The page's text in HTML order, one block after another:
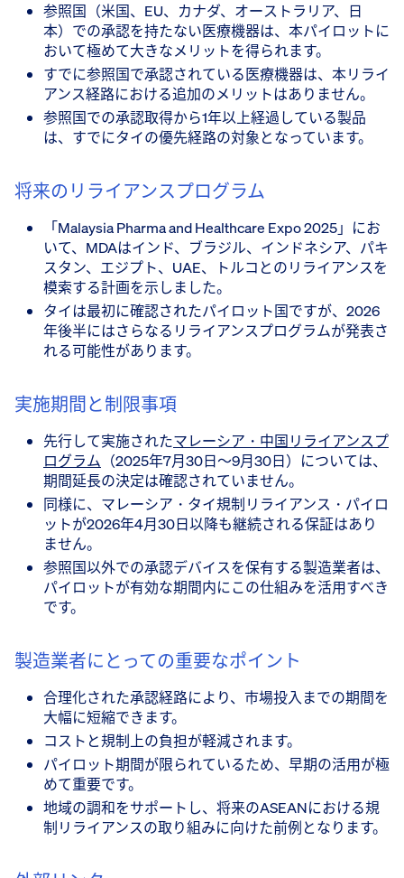
参照国（米国、EU、カナダ、オーストラリア、日
本）での承認を持たない医療機器は、本パイロットに
おいて極めて大きなメリットを得られます。
すでに参照国で承認されている医療機器は、本リライ
アンス経路における追加のメリットはありません。
参照国での承認取得から1年以上経過している製品
は、すでにタイの優先経路の対象となっています。
将来のリライアンスプログラム
「Malaysia Pharma and Healthcare Expo 2025」にお
いて、MDAはインド、ブラジル、インドネシア、パキ
スタン、エジプト、UAE、トルコとのリライアンスを
模索する計画を示しました。
タイは最初に確認されたパイロット国ですが、2026
年後半にはさらなるリライアンスプログラムが発表さ
れる可能性があります。
実施期間と制限事項
先行して実施されたマレーシア・中国リライアンスプ
ログラム （2025年7月30日～9月30日）については、
期間延長の決定は確認されていません。
同様に、マレーシア・タイ規制リライアンス・パイロ
ットが2026年4月30日以降も継続される保証はあり
ません。
参照国以外での承認デバイスを保有する製造業者は、
パイロットが有効な期間内にこの仕組みを活用すべき
です。
製造業者にとっての重要なポイント
合理化された承認経路により、市場投入までの期間を
大幅に短縮できます。
コストと規制上の負担が軽減されます。
パイロット期間が限られているため、早期の活用が極
めて重要です。
地域の調和をサポートし、将来のASEANにおける規
制リライアンスの取り組みに向けた前例となります。